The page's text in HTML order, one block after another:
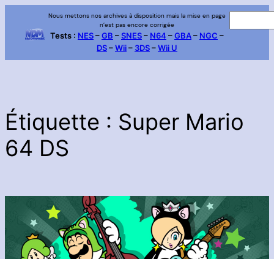
contenu
Nous mettons nos archives à disposition mais la mise en page
n’est pas encore corrigée
Tests : NES–GB –SNES– N64 –GBA– NGC –
DS–Wii– 3DS–Wii U
c
h
Étiquette : Super Mario
64 DS